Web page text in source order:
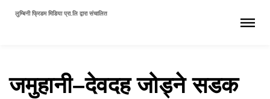
लुम्बिनी फ्रिडम मिडिया प्रा.लि द्वारा संचालित
जमुहानी–देवदह जोड्ने सडक